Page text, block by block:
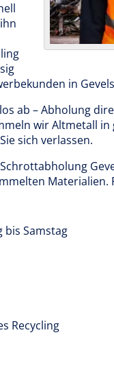
in
ab – Abholung
wir Altmetall in
sich verlassen.
Materialien.
Samstag
Recycling